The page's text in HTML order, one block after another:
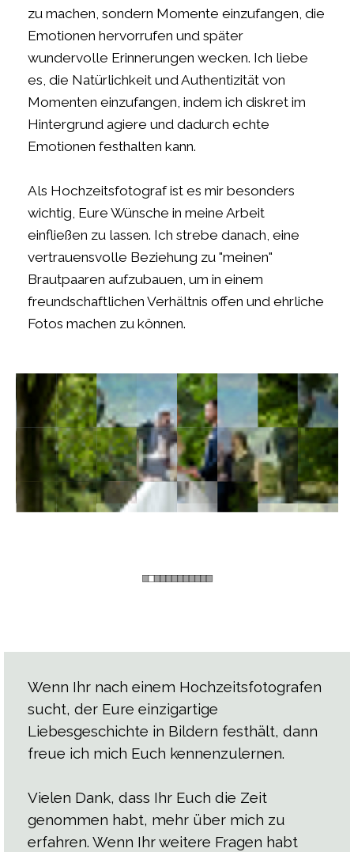
zu machen, sondern Momente einzufangen, die
Emotionen hervorrufen und später
wundervolle Erinnerungen wecken. Ich liebe
es, die Natürlichkeit und Authentizität von
Momenten einzufangen, indem ich diskret im
Hintergrund agiere und dadurch echte
Emotionen festhalten kann.
Als Hochzeitsfotograf ist es mir besonders
wichtig, Eure Wünsche in meine Arbeit
einfließen zu lassen. Ich strebe danach, eine
vertrauensvolle Beziehung zu "meinen"
Brautpaaren aufzubauen, um in einem
freundschaftlichen Verhältnis offen und ehrliche
Fotos machen zu können.
Wenn Ihr nach einem Hochzeitsfotografen
sucht, der Eure einzigartige
Liebesgeschichte in Bildern festhält, dann
freue ich mich Euch kennenzulernen.
Vielen Dank, dass Ihr Euch die Zeit
genommen habt, mehr über mich zu
erfahren. Wenn Ihr weitere Fragen habt